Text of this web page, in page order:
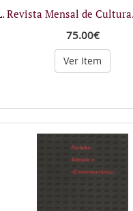
Revista Mensal de
75.00€
Ver Item